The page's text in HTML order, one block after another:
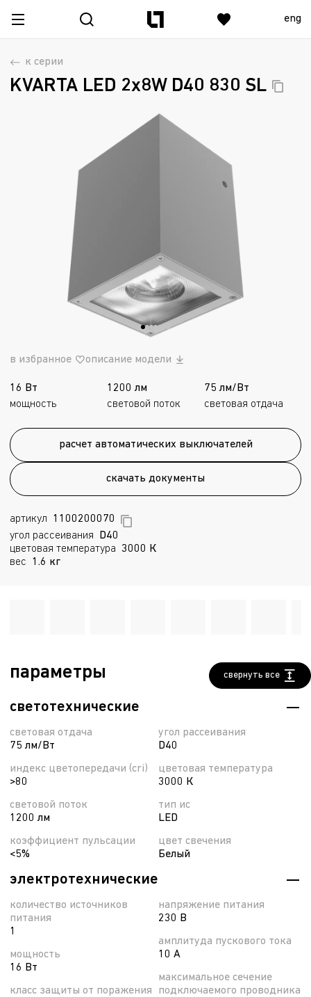
eng
к серии
KVARTA LED 2x8W D40 830 SL
в избранное описание модели
16 Вт
мощность
1200 лм
световой поток
75 лм/Вт
световая отдача
расчет автоматических выключателей
скачать документы
артикул
1100200070
угол рассеивания
D40
цветовая температура
3000 К
вес
1.6 кг
параметры свернуть все
светотехнические
световая отдача
75 лм/Вт
индекс цветопередачи (cri)
>80
световой поток
1200 лм
коэффициент пульсации
<5%
угол рассеивания
D40
цветовая температура
3000 К
тип ис
LED
цвет свечения
Белый
электротехнические
количество источников
питания
1
мощность
16 Вт
класс защиты от поражения
напряжение питания
230 В
амплитуда пускового тока
10 А
максимальное сечение
подключаемого проводника